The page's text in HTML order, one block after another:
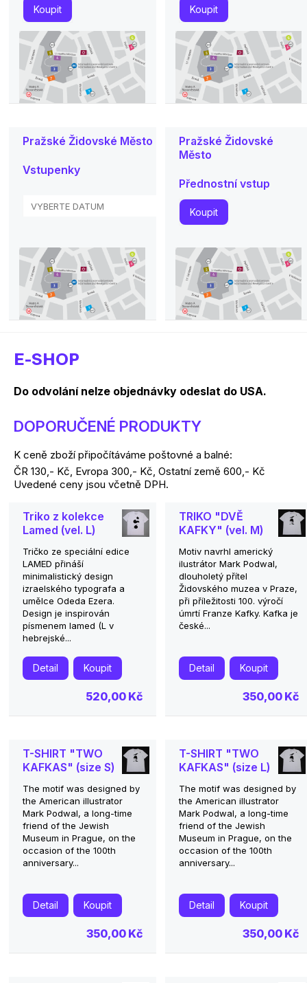
Koupit Koupit
Pražské Židovské Město
Vstupenky
Pražské Židovské
Město
Přednostní vstup
Koupit
E-SHOP
Do odvolání nelze objednávky odeslat do USA.
DOPORUČENÉ PRODUKTY
K ceně zboží připočítáváme poštovné a balné:
ČR 130,- Kč, Evropa 300,- Kč, Ostatní země 600,- Kč
Uvedené ceny jsou včetně DPH.
Triko z kolekce
Lamed (vel. L)
Tričko ze speciální edice
LAMED přináší
minimalistický design
izraelského typografa a
umělce Odeda Ezera.
Design je inspirován
písmenem lamed (L v
hebrejské...
520,00 Kč
Detail Koupit
TRIKO "DVĚ
KAFKY" (vel. M)
Motiv navrhl americký
ilustrátor Mark Podwal,
dlouholetý přítel
Židovského muzea v Praze,
při příležitosti 100. výročí
úmrtí Franze Kafky. Kafka je
české...
350,00 Kč
Detail Koupit
T-SHIRT "TWO
KAFKAS" (size S)
The motif was designed by
the American illustrator
Mark Podwal, a long-time
friend of the Jewish
Museum in Prague, on the
occasion of the 100th
anniversary...
350,00 Kč
Detail Koupit
T-SHIRT "TWO
KAFKAS" (size L)
The motif was designed by
the American illustrator
Mark Podwal, a long-time
friend of the Jewish
Museum in Prague, on the
occasion of the 100th
anniversary...
350,00 Kč
Detail Koupit